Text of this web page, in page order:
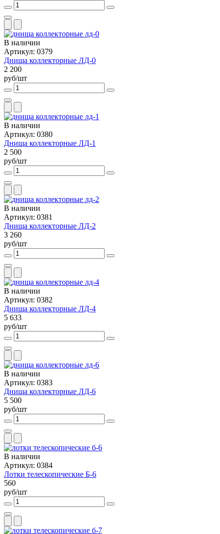
В наличии
Артикул: 0379
Днища коллекторные ЛД-0
2 200
руб/шт
В наличии
Артикул: 0380
Днища коллекторные ЛД-1
2 500
руб/шт
В наличии
Артикул: 0381
Днища коллекторные ЛД-2
3 260
руб/шт
В наличии
Артикул: 0382
Днища коллекторные ЛД-4
5 633
руб/шт
В наличии
Артикул: 0383
Днища коллекторные ЛД-6
5 500
руб/шт
В наличии
Артикул: 0384
Лотки телескопические Б-6
560
руб/шт